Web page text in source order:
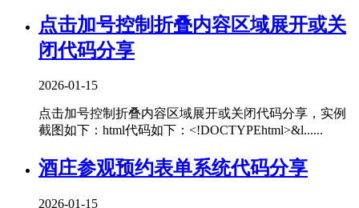
点击加号控制折叠内容区域展开或关
闭代码分享
2026-01-15
点击加号控制折叠内容区域展开或关闭代码分享，实例
截图如下：html代码如下：<!DOCTYPEhtml>&l......
酒庄参观预约表单系统代码分享
2026-01-15